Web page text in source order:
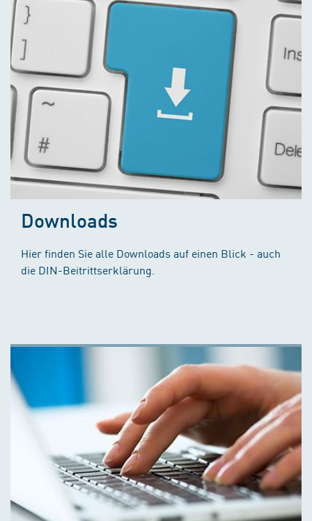
Downloads
Hier finden Sie alle Downloads auf einen Blick - auch
die DIN-Beitrittserklärung.